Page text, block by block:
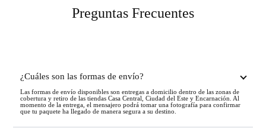
Preguntas Frecuentes
¿Cuáles son las formas de envío?
Las formas de envío disponibles son entregas a domicilio dentro de las zonas de
cobertura y retiro de las tiendas Casa Central, Ciudad del Este y Encarnación. Al
momento de la entrega, el mensajero podrá tomar una fotografía para confirmar
que tu paquete ha llegado de manera segura a su destino.